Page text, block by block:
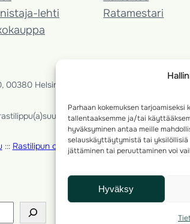
Parhaan kokemuksen
tallentaaksemme ja/tai
hyväksyminen antaa meille
selauskäyttäytymistä tai
jättäminen tai peruuttaminen voi
Hyväksy
lehti
Ratamestari
00380 Helsinki, Finland
::: Rastilipun ohjeet